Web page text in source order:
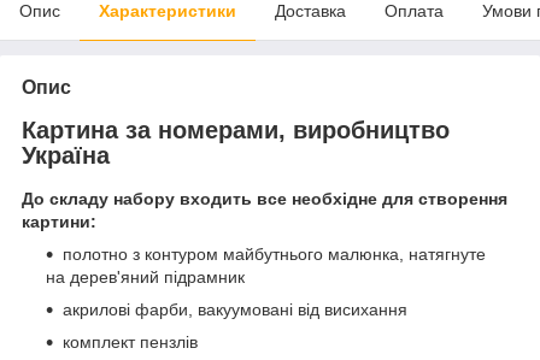
Опис Характеристики Доставка Оплата Умови
Опис
Картина за номерами, виробництво
Україна
До складу набору входить все необхідне для створення
картини:
полотно з контуром майбутнього малюнка, натягнуте
на дерев'яний підрамник
акрилові фарби, вакуумовані від висихання
комплект пензлів